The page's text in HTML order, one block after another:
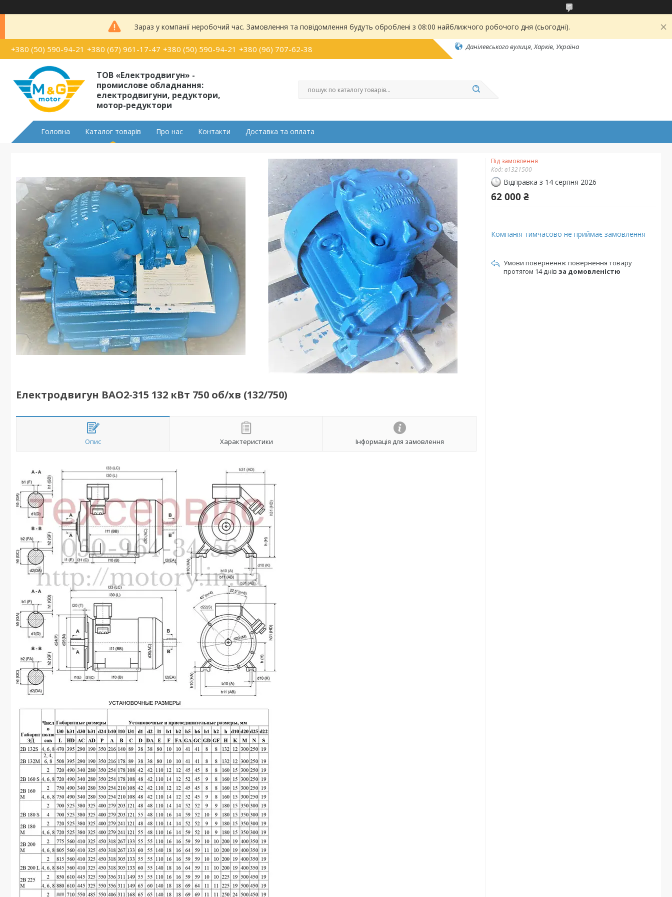
Зараз у компанії неробочий час. Замовлення та повідомлення будуть оброблені з 08:00 найближчого робочого дня (сьогодні).
+380 (50) 590-94-21 +380 (67) 961-17-47 +380 (50) 590-94-21 +380 (96) 707-62-38 Данілевського вулиця, Харків, Україна
ТОВ «Електродвигун» -
промислове обладнання:
електродвигуни, редуктори,
мотор-редуктори
Головна Каталог товарів Про нас Контакти Доставка та оплата
Електродвигун ВАО2-315 132 кВт 750 об/хв (132/750)
Опис Характеристики Інформація для замовлення
Під замовлення
Код:в1321500
Відправка з 14 серпня 2026
62 000 ₴
Компанія тимчасово не приймає замовлення
повернення товару
протягом 14 днів за домовленістю